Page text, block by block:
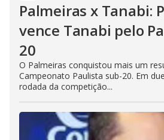
Palmeiras x Tanabi:
vence Tanabi pelo
20
O Palmeiras conquistou mais um
Campeonato Paulista sub-20. Em
rodada da competição...